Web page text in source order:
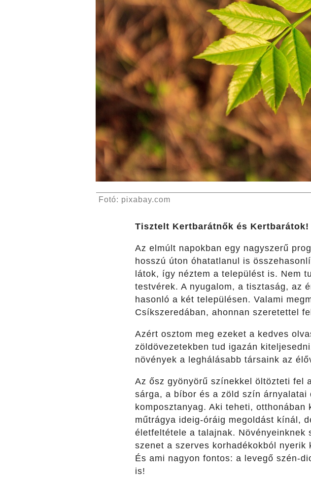
Fotó: pixabay.com
Tisztelt Kertbarátnők és Kertbarátok!
Az elmúlt napokban egy nagyszerű
hosszú úton óhatatlanul is
látok, így néztem a települést is. Nem
testvérek. A nyugalom, a tisztaság, az
hasonló a két településen. Valami
Csíkszeredában, ahonnan szeretettel
Azért osztom meg ezeket a kedves
zöldövezetekben tud igazán
növények a leghálásabb társaink az
Az ősz gyönyörű színekkel öltözteti fel
sárga, a bíbor és a zöld szín
komposztanyag. Aki teheti,
műtrágya ideig-óráig megoldást kínál,
életfeltétele a talajnak. Növényeinknek
szenet a szerves korhadékokból
És ami nagyon fontos: a levegő szén-
is!